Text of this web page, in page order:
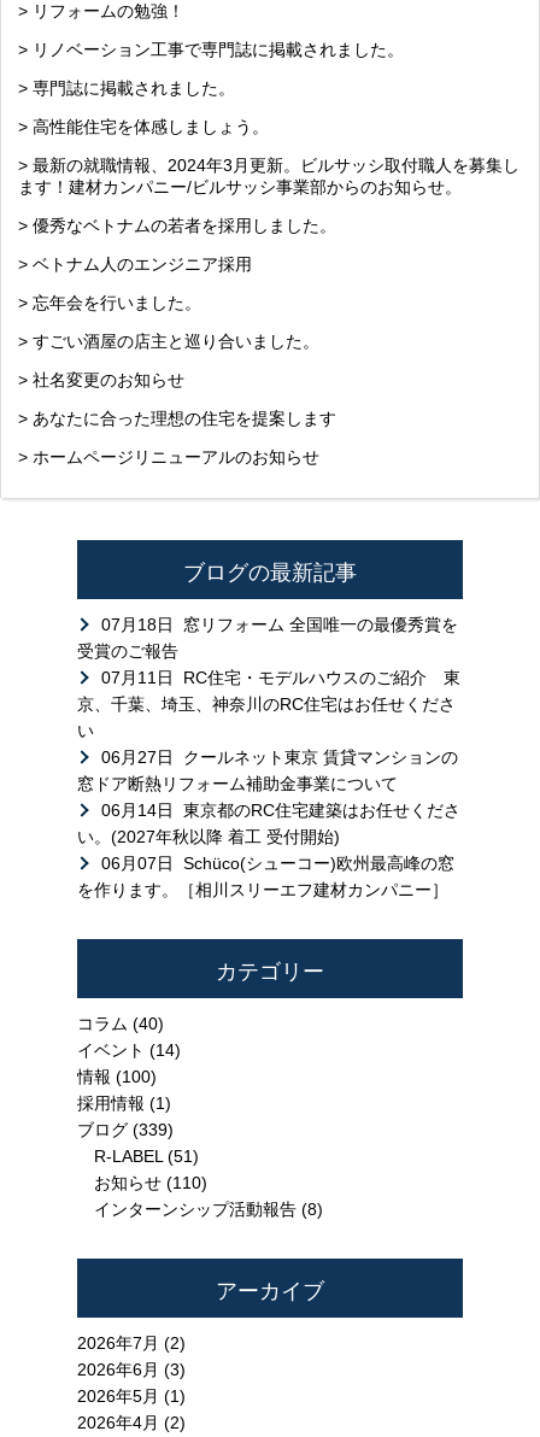
> リフォームの勉強！
> リノベーション工事で専門誌に掲載されました。
> 専門誌に掲載されました。
> 高性能住宅を体感しましょう。
> 最新の就職情報、2024年3月更新。ビルサッシ取付職人を募集し
ます！建材カンパニー/ビルサッシ事業部からのお知らせ。
> 優秀なベトナムの若者を採用しました。
> ベトナム人のエンジニア採用
> 忘年会を行いました。
> すごい酒屋の店主と巡り合いました。
> 社名変更のお知らせ
> あなたに合った理想の住宅を提案します
> ホームページリニューアルのお知らせ
ブログの最新記事
07月18日
窓リフォーム 全国唯一の最優秀賞を
受賞のご報告
07月11日
RC住宅・モデルハウスのご紹介 東
京、千葉、埼玉、神奈川のRC住宅はお任せくださ
い
06月27日
クールネット東京 賃貸マンションの
窓ドア断熱リフォーム補助金事業について
06月14日
東京都のRC住宅建築はお任せくださ
い。(2027年秋以降 着工 受付開始)
06月07日
Schüco(シューコー)欧州最高峰の窓
を作ります。［相川スリーエフ建材カンパニー］
カテゴリー
コラム (40)
イベント (14)
情報 (100)
採用情報 (1)
ブログ (339)
R-LABEL (51)
お知らせ (110)
インターンシップ活動報告 (8)
アーカイブ
2026年7月 (2)
2026年6月 (3)
2026年5月 (1)
2026年4月 (2)